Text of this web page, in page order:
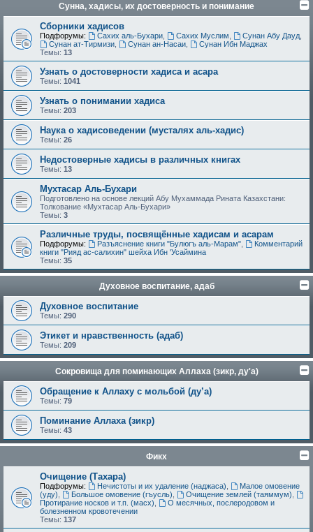
Сунна, хадисы, их достоверность и понимание
Сборники хадисов
Подфорумы: Сахих аль-Бухари, Сахих Муслим Сунан Абу Дауд,
Сунан ат-Тирмизи, Сунан ан-Насаи,
Сунан Ибн Маджах
Темы: 13
Узнать о достоверности хадиса и асара
Темы: 1041
Узнать о понимании хадиса
Темы: 203
Наука о хадисоведении (мусталях аль-хадис)
Темы: 26
Недостоверные хадисы в различных книгах
Темы: 13
Мухтасар Аль-Бухари
Подготовлено на основе лекций Абу Мухаммада Рината Казахстани:
Толкование «Мухтасар Аль-Бухари»
Темы: 3
Различные труды, посвящённые хадисам и асарам
Подфорумы: Разъяснение книги "Булюгъ аль-Марам",
Комментарий
книги "Рияд ас-салихин" шейха Ибн 'Усаймина
Темы: 35
Духовное воспитание, адаб
Духовное воспитание
Темы: 290
Этикет и нравственность (адаб)
Темы: 209
Сокровища для поминающих Аллаха (зикр, ду'а)
Обращение к Аллаху с мольбой (ду’а)
Темы: 79
Поминание Аллаха (зикр)
Темы: 43
Фикх
Очищение (Тахара)
Подфорумы: Нечистоты и их удаление (наджаса)
Малое омовение
(уду)
Большое омовение (гъусль) Очищение землей (таяммум)
Протирание носков и т.п. (масх)
О месячных, послеродовом и
болезненном кровотечении
Темы: 137